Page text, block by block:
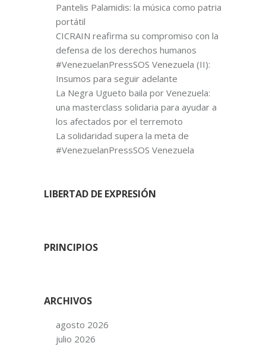
Pantelis Palamidis: la música como patria
portátil
CICRAIN reafirma su compromiso con la
defensa de los derechos humanos
#VenezuelanPressSOS Venezuela (II):
Insumos para seguir adelante
La Negra Ugueto baila por Venezuela:
una masterclass solidaria para ayudar a
los afectados por el terremoto
La solidaridad supera la meta de
#VenezuelanPressSOS Venezuela
LIBERTAD DE EXPRESIÓN
PRINCIPIOS
ARCHIVOS
agosto 2026
julio 2026